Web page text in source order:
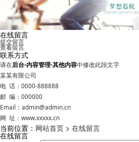
在线留言
提交留言
查看留言
联系方式
请在后台-内容管理-其他内容中修改此段文字
某某有限公司
电 话：0000-888888
邮 编：000000
Email：admin@admin.cn
网 址：www.xxxxx.cn
当前位置： 网站首页 > 在线留言
在线留言